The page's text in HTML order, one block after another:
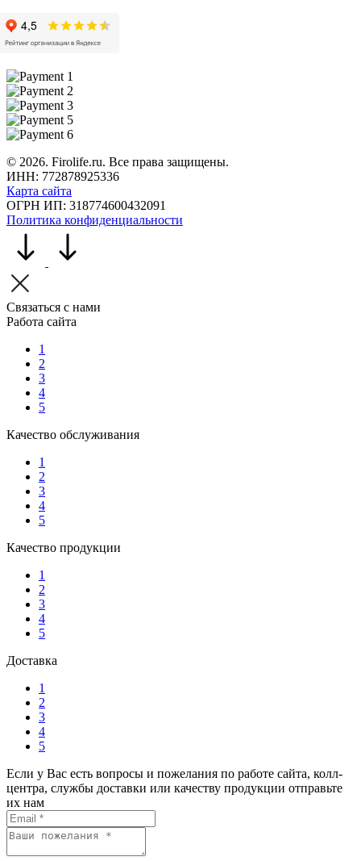
© 2026. Firolife.ru. Все права защищены.
ИНН: 772878925336
Карта сайта
ОГРН ИП: 318774600432091
Политика конфиденциальности
Связаться с нами
Работа сайта
1
2
3
4
5
Качество обслуживания
1
2
3
4
5
Качество продукции
1
2
3
4
5
Доставка
1
2
3
4
5
Если у Вас есть вопросы и пожелания по работе сайта, колл-
центра, службы доставки или качеству продукции отправьте
их нам